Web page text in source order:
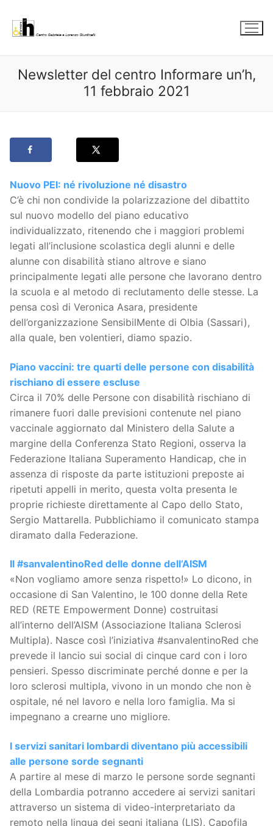
contenuto
Newsletter del centro Informare un’h,
11 febbraio 2021
Nuovo PEI: né rivoluzione né disastro
C’è chi non condivide la polarizzazione del dibattito
sul nuovo modello del piano educativo
individualizzato, ritenendo che i maggiori problemi
legati all’inclusione scolastica degli alunni e delle
alunne con disabilità stiano altrove e siano
principalmente legati alle persone che lavorano dentro
la scuola e al metodo di reclutamento delle stesse. La
pensa così di Veronica Asara, presidente
dell’organizzazione SensibilMente di Olbia (Sassari),
alla quale, ben volentieri, diamo spazio.
Piano vaccini: tre quarti delle persone con disabilità
rischiano di essere escluse
Circa il 70% delle Persone con disabilità rischiano di
rimanere fuori dalle previsioni contenute nel piano
vaccinale aggiornato dal Ministero della Salute a
margine della Conferenza Stato Regioni, osserva la
Federazione Italiana Superamento Handicap, che in
assenza di risposte da parte istituzioni preposte ai
ripetuti appelli in merito, questa volta presenta le
proprie richieste direttamente al Capo dello Stato,
Sergio Mattarella. Pubblichiamo il comunicato stampa
diramato dalla Federazione.
Il #sanvalentinoRed delle donne dell’AISM
«Non vogliamo amore senza rispetto!» Lo dicono, in
occasione di San Valentino, le 100 donne della Rete
RED (RETE Empowerment Donne) costruitasi
all’interno dell’AISM (Associazione Italiana Sclerosi
Multipla). Nasce così l’iniziativa #sanvalentinoRed che
prevede il lancio sui social di cinque card con i loro
pensieri. Spesso discriminate perché donne e per la
loro sclerosi multipla, vivono in un mondo che non è
ospitale, né nel lavoro e nella loro famiglia. Ma si
impegnano a crearne uno migliore.
I servizi sanitari lombardi diventano più accessibili
alle persone sorde segnanti
A partire al mese di marzo le persone sorde segnanti
della Lombardia potranno accedere ai servizi sanitari
attraverso un sistema di video-interpretariato da
remoto nella lingua dei segni italiana (LIS). Capofila